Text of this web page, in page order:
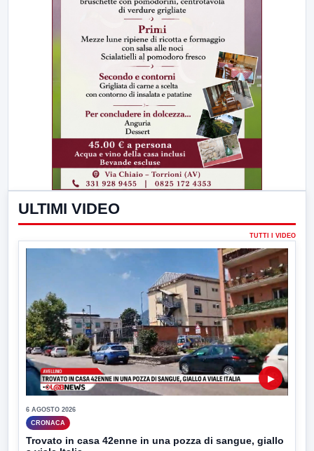
ULTIMI VIDEO
TUTTI I VIDEO
▶
6 AGOSTO 2026
CRONACA
Trovato in casa 42enne in una pozza di sangue, giallo